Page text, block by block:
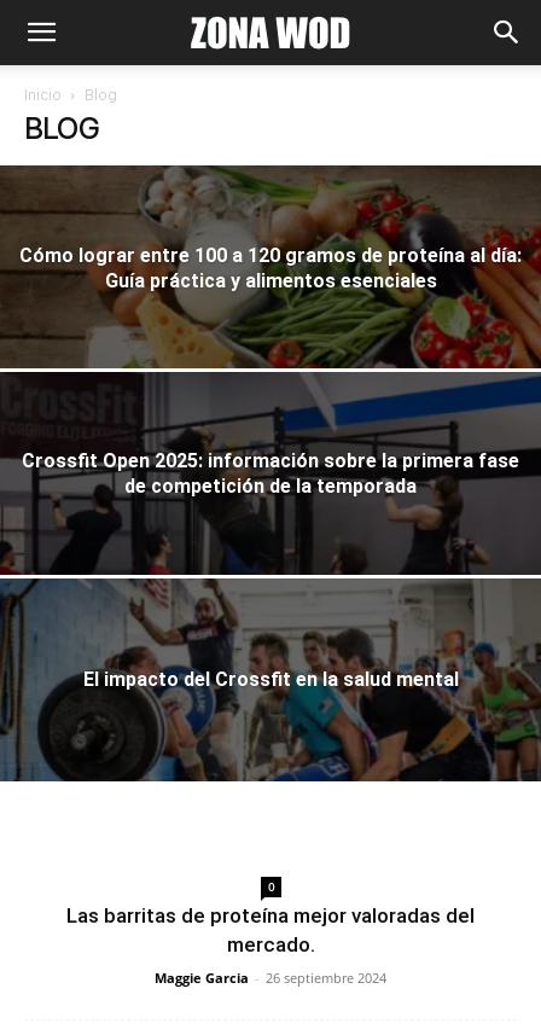
Inicio Blog
BLOG
Cómo lograr entre 100 a 120 gramos de proteína al día:
Guía práctica y alimentos esenciales
Crossfit Open 2025: información sobre la primera fase
de competición de la temporada
El impacto del Crossfit en la salud mental
0
Las barritas de proteína mejor valoradas del
mercado.
Maggie Garcia - 26 septiembre 2024